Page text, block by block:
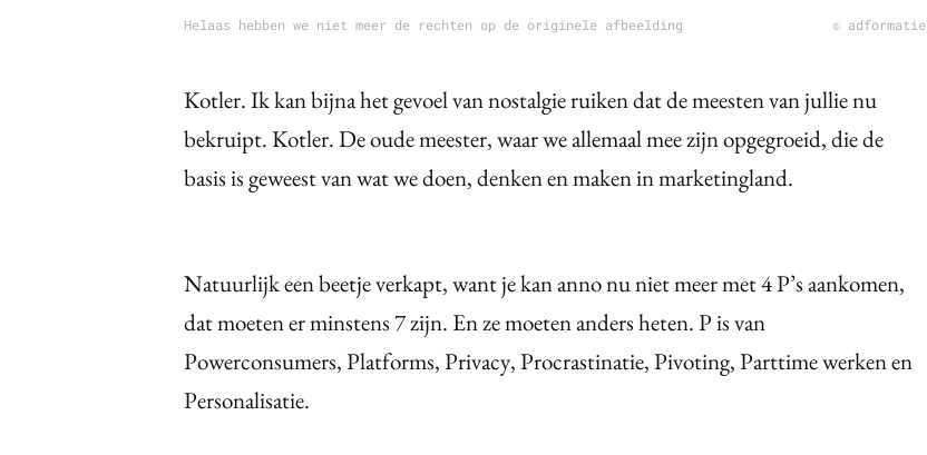
Helaas hebben we niet meer de rechten op de originele afbeelding © adformatie
Kotler. Ik kan bijna het gevoel van nostalgie ruiken dat de meesten van jullie nu
bekruipt. Kotler. De oude meester, waar we allemaal mee zijn opgegroeid, die de
basis is geweest van wat we doen, denken en maken in marketingland.
Natuurlijk een beetje verkapt, want je kan anno nu niet meer met 4 P’s aankomen,
dat moeten er minstens 7 zijn. En ze moeten anders heten. P is van
Powerconsumers, Platforms, Privacy, Procrastinatie, Pivoting, Parttime werken en
Personalisatie.